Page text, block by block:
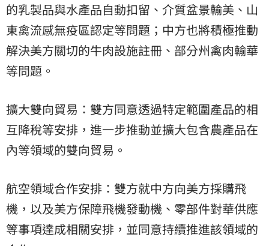
的乳製品與水產品自動扣留、介質盆景輸美、山
東禽流感無疫區認定等問題；中方也將積極推動
解決美方關切的牛肉設施註冊、部分州禽肉輸華
等問題。
擴大雙向貿易：雙方同意透過特定範圍產品的相
互降稅等安排，進一步推動並擴大包含農產品在
內等領域的雙向貿易。
航空領域合作安排：雙方就中方向美方採購飛
機，以及美方保障飛機發動機、零部件對華供應
等事項達成相關安排，並同意持續推進該領域的